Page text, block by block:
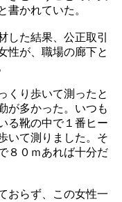
書かれていた。
した結果、公正取引
性が、職場の廊下と
くり歩いて測ったと
が多かった。 いつも
る靴の中で１番ヒー
いて測りました。 そ
８０ｍあれば十分だ
おらず、
この女性一